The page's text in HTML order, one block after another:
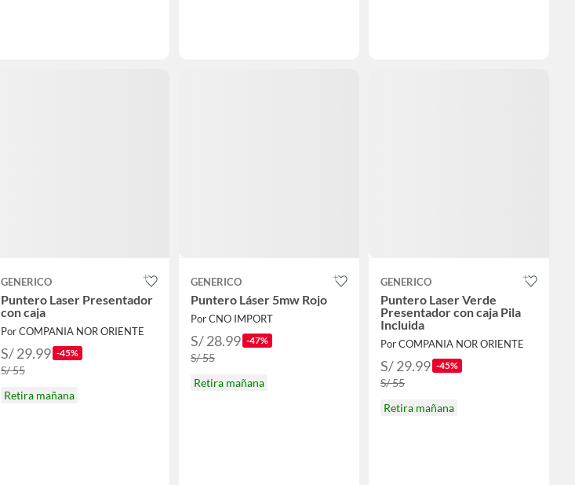
GENERICO
Puntero Laser Presentador
con caja
Por COMPANIA NOR ORIENTE
S/ 29.99 -45%
S/ 55
Retira mañana
GENERICO
Puntero Láser 5mw Rojo
Por CNO IMPORT
S/ 28.99 -47%
S/ 55
Retira mañana
GENERICO
Puntero Laser Verde
Presentador con caja Pila
Incluida
Por COMPANIA NOR ORIENTE
S/ 29.99 -45%
S/ 55
Retira mañana